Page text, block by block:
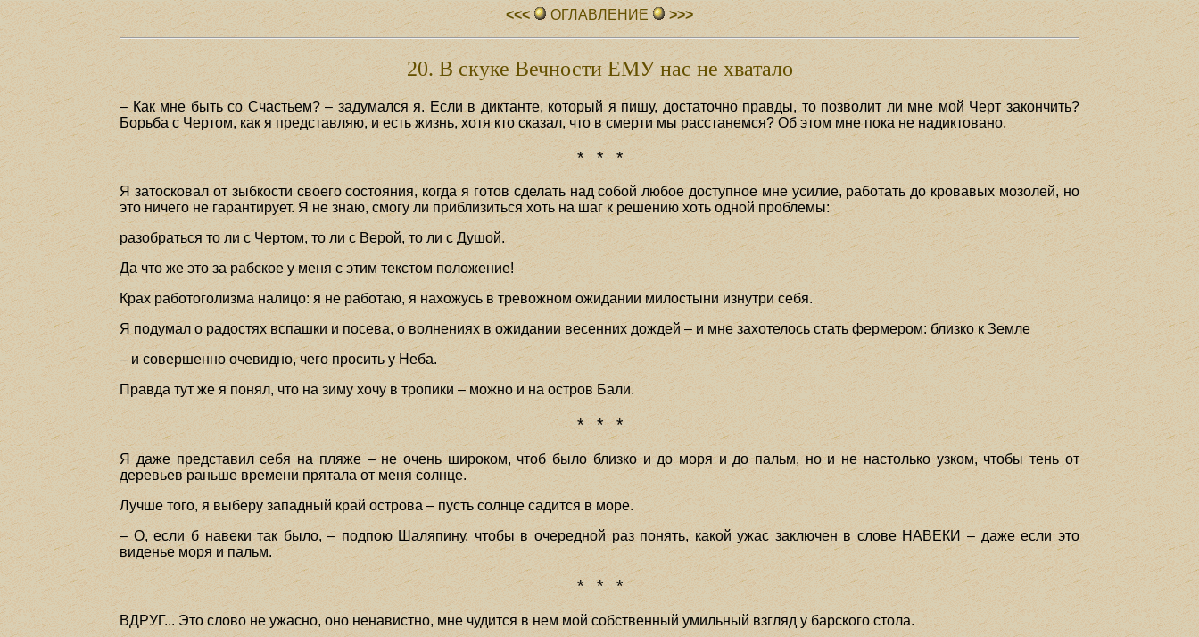
<<< ОГЛАВЛЕHИЕ >>>
20. В скуке Вечности ЕМУ нас не хватало
– Как мне быть со Счастьем? – задумался я. Если в диктанте, который я пишу, достаточно правды, то позволит ли мне мой Черт закончить?
Борьба с Чертом, как я представляю, и есть жизнь, хотя кто сказал, что в смерти мы расстанемся? Об этом мне пока не надиктовано.
* * *
Я затосковал от зыбкости своего состояния, когда я готов сделать над собой любое доступное мне усилие, работать до кровавых мозолей, но
это ничего не гарантирует. Я не знаю, смогу ли приблизиться хоть на шаг к решению хоть одной проблемы:
разобраться то ли с Чертом, то ли с Верой, то ли с Душой.
Да что же это за рабское у меня с этим текстом положение!
Крах работоголизма налицо: я не работаю, я нахожусь в тревожном ожидании милостыни изнутри себя.
Я подумал о радостях вспашки и посева, о волнениях в ожидании весенних дождей – и мне захотелось стать фермером: близко к Земле
– и совершенно очевидно, чего просить у Неба.
Правда тут же я понял, что на зиму хочу в тропики – можно и на остров Бали.
* * *
Я даже представил себя на пляже – не очень широком, чтоб было близко и до моря и до пальм, но и не настолько узком, чтобы тень от
деревьев раньше времени прятала от меня солнце.
Лучше того, я выберу западный край острова – пусть солнце садится в море.
– О, если б навеки так было, – подпою Шаляпину, чтобы в очередной раз понять, какой ужас заключен в слове НАВЕКИ – даже если это
виденье моря и пальм.
* * *
ВДРУГ... Это слово не ужасно, оно ненавистно, мне чудится в нем мой собственный умильный взгляд у барского стола.